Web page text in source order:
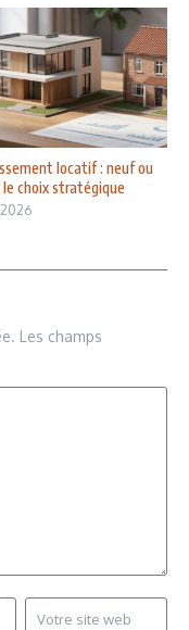
locatif : neuf ou
le choix stratégique
Les champs